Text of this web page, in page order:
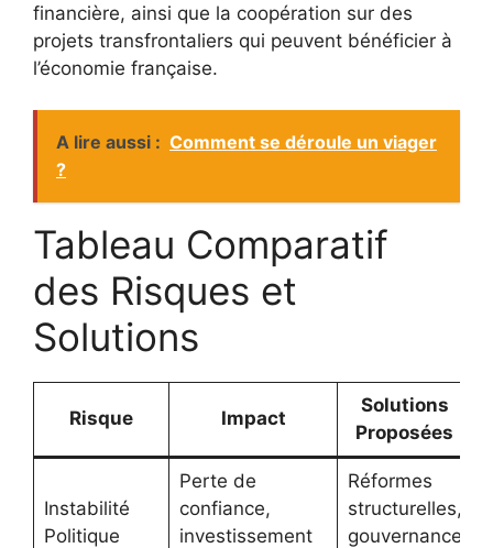
financière, ainsi que la coopération sur des
projets transfrontaliers qui peuvent bénéficier à
l’économie française.
A lire aussi : Comment se déroule un viager
?
Tableau Comparatif
des Risques et
Solutions
Risque Impact
Solutions
Proposées
Instabilité
Politique
Perte de
confiance,
investissement
Réformes
structurelles,
gouvernance